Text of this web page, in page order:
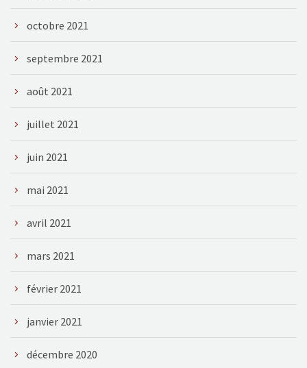
octobre 2021
septembre 2021
août 2021
juillet 2021
juin 2021
mai 2021
avril 2021
mars 2021
février 2021
janvier 2021
décembre 2020